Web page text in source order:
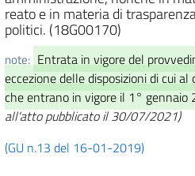
reato e in materia di
politici. (18G00170)
note: Entrata in vigore del
eccezione delle disposizioni di cui
che entrano in vigore il 1° gennaio
all'atto pubblicato il 30/07/2021)
(GU n.13 del 16-01-2019)